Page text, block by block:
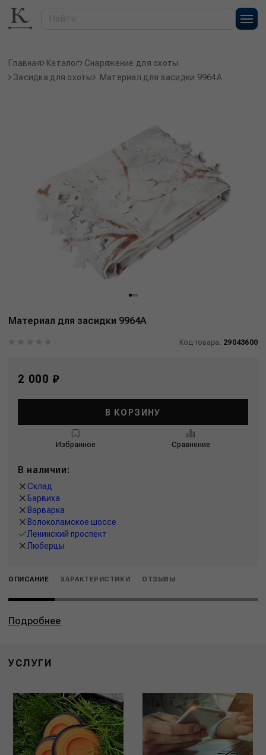
Главная Каталог Снаряжение для охоты
Засидка для охоты
Материал для засидки 9964A
Материал для засидки 9964A
Код товара: 29043600
2 000 ₽
В КОРЗИНУ
Избранное Сравнение
В наличии:
Склад
Барвиха
Варварка
Волоколамское шоссе
Ленинский проспект
Люберцы
ОПИСАНИЕ ХАРАКТЕРИСТИКИ ОТЗЫВЫ
Подробнее
УСЛУГИ